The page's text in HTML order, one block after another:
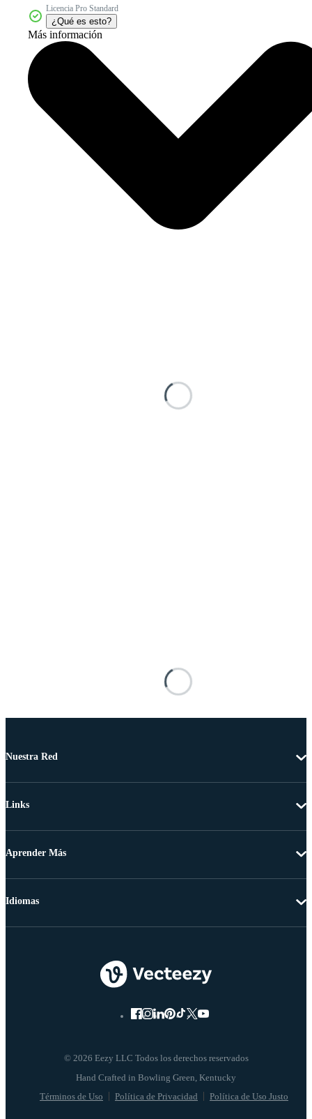
Licencia Pro Standard
¿Qué es esto?
Más información
Nuestra Red
Links
Aprender Más
© 2026 Eezy LLC Todos los derechos reservados
Términos de Uso Política de Privacidad Política de Uso Justo
Idiomas